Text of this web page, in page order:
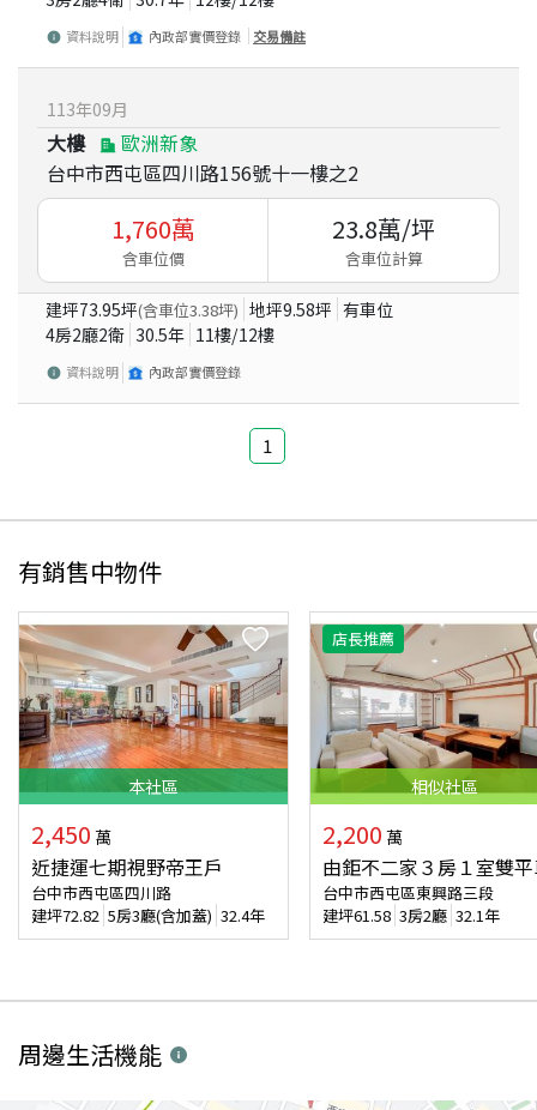
資料說明 內政部實價登錄 交易備註
113年09月
大樓
歐洲新象
台中市西屯區四川路156號十一樓之2
1,760萬
含車位價
23.8萬/坪
含車位計算
建坪73.95坪(含車位3.38坪) 地坪9.58坪 有車位
4房2廳2衛 30.5年 11樓/12樓
資料說明 內政部實價登錄
1
有銷售中物件
本社區
2,450 萬
近捷運七期視野帝王戶
台中市西屯區四川路
建坪72.82 5房3廳(含加蓋) 32.4年
店長推薦
相似社區
2,200 萬
由鉅不二家３房１室雙
台中市西屯區東興路三段
建坪61.58 3房2廳 32.1年
周邊生活機能